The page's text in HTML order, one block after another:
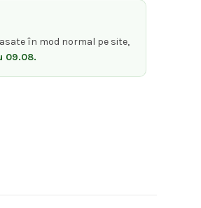
în mod normal pe site,
09.08.